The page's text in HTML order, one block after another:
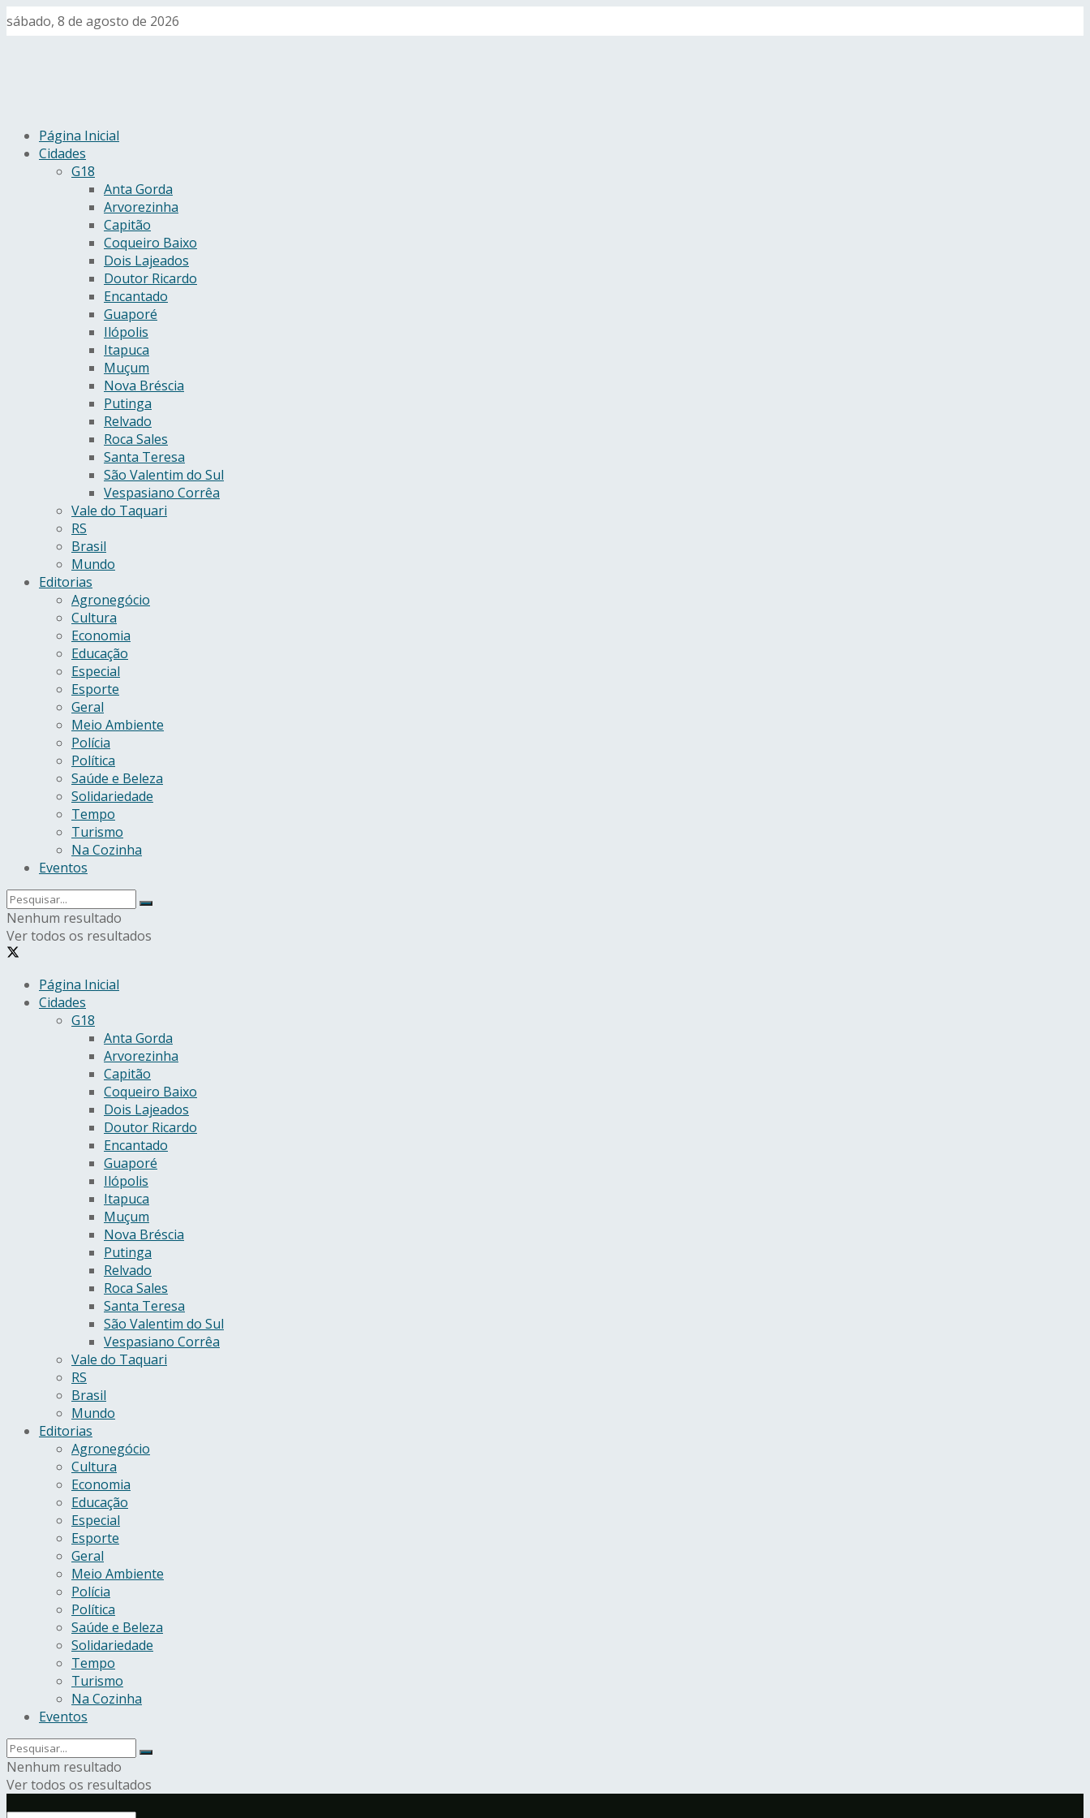
sábado, 8 de agosto de 2026
Página Inicial
Cidades
G18
Anta Gorda
Arvorezinha
Capitão
Coqueiro Baixo
Dois Lajeados
Doutor Ricardo
Encantado
Guaporé
Ilópolis
Itapuca
Muçum
Nova Bréscia
Putinga
Relvado
Roca Sales
Santa Teresa
São Valentim do Sul
Vespasiano Corrêa
Vale do Taquari
RS
Brasil
Mundo
Editorias
Agronegócio
Cultura
Economia
Educação
Especial
Esporte
Geral
Meio Ambiente
Polícia
Política
Saúde e Beleza
Solidariedade
Tempo
Turismo
Na Cozinha
Eventos
Nenhum resultado
Ver todos os resultados
Página Inicial
Cidades
G18
Anta Gorda
Arvorezinha
Capitão
Coqueiro Baixo
Dois Lajeados
Doutor Ricardo
Encantado
Guaporé
Ilópolis
Itapuca
Muçum
Nova Bréscia
Putinga
Relvado
Roca Sales
Santa Teresa
São Valentim do Sul
Vespasiano Corrêa
Vale do Taquari
RS
Brasil
Mundo
Editorias
Agronegócio
Cultura
Economia
Educação
Especial
Esporte
Geral
Meio Ambiente
Polícia
Política
Saúde e Beleza
Solidariedade
Tempo
Turismo
Na Cozinha
Eventos
Nenhum resultado
Ver todos os resultados